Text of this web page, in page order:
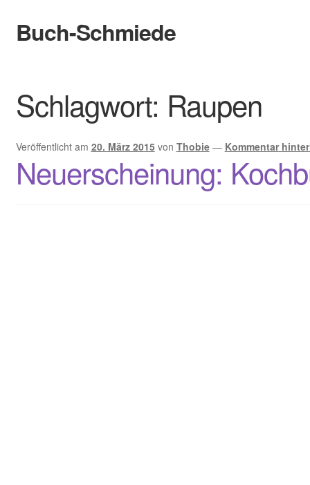
Zur
Navigation
Zum
Inhalt
Buch-Schmiede
Cookie-Richtlinie (EU)
Datenschutzerklärung
Infos
Schlagwort: Raupen
Veröffentlicht am 20. März 2015 von Thobie — Kommentar
Neuerscheinung: